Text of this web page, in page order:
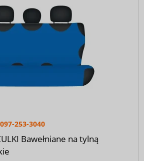
253-3040
Bawełniane na tylną